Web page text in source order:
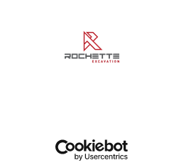
Rochette Excavation est
excavation depuis plus
RBQ : 8251-4308-51
Rochette Excavation ©